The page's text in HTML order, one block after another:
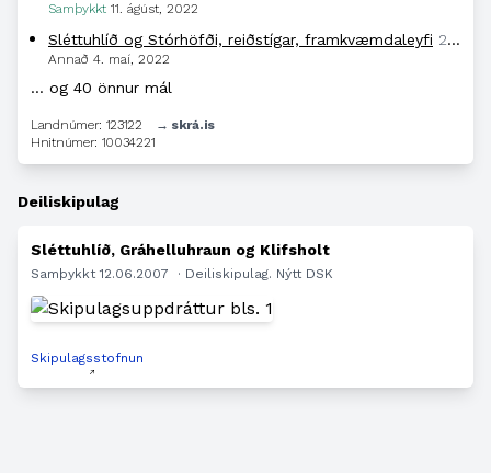
Samþykkt 11. ágúst, 2022
Sléttuhlíð og Stórhöfði, reiðstígar, framkvæmdaleyfi 2205125
Annað 4. maí, 2022
… og 40 önnur mál
Landnúmer: 123122
→ skrá.is
Hnitnúmer: 10034221
Deiliskipulag
Sléttuhlíð, Gráhelluhraun og Klifsholt
Samþykkt 12.06.2007 · Deiliskipulag. Nýtt DSK
Skipulagsstofnun